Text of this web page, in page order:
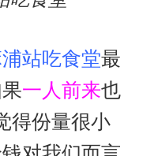
站吃食堂最
果一人前来也
得份量很小